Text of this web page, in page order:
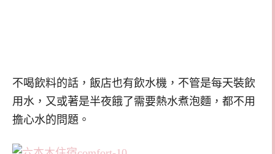
不喝飲料的話，飯店也有飲水機，不管是每天裝飲
用水，又或著是半夜餓了需要熱水煮泡麵，都不用
擔心水的問題。